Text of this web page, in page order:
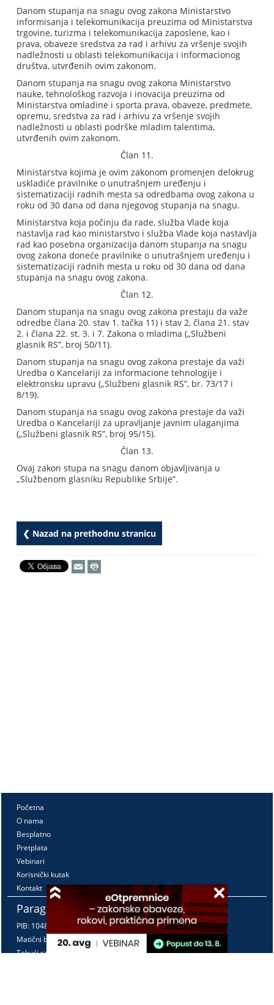
Danom stupanja na snagu ovog zakona Ministarstvo
informisanja i telekomunikacija preuzima od Ministarstva
trgovine, turizma i telekomunikacija zaposlene, kao i
prava, obaveze sredstva za rad i arhivu za vršenje svojih
nadležnosti u oblasti telekomunikacija i informacionog
društva, utvrđenih ovim zakonom.
Danom stupanja na snagu ovog zakona Ministarstvo
nauke, tehnološkog razvoja i inovacija preuzima od
Ministarstva omladine i sporta prava, obaveze, predmete,
opremu, sredstva za rad i arhivu za vršenje svojih
nadležnosti u oblasti podrške mladim talentima,
utvrđenih ovim zakonom.
Član 11.
Ministarstva kojima je ovim zakonom promenjen delokrug
uskladiće pravilnike o unutrašnjem uređenju i
sistematizaciji radnih mesta sa odredbama ovog zakona u
roku od 30 dana od dana njegovog stupanja na snagu.
Ministarstva koja počinju da rade, služba Vlade koja
nastavlja rad kao ministarstvo i služba Vlade koja nastavlja
rad kao posebna organizacija danom stupanja na snagu
ovog zakona doneće pravilnike o unutrašnjem uređenju i
sistematizaciji radnih mesta u roku od 30 dana od dana
stupanja na snagu ovog zakona.
Član 12.
Danom stupanja na snagu ovog zakona prestaju da važe
odredbe člana 20. stav 1. tačka 11) i stav 2, člana 21. stav
2. i člana 22. st. 3. i 7. Zakona o mladima („Službeni
glasnik RS”, broj 50/11).
Danom stupanja na snagu ovog zakona prestaje da važi
Uredba o Kancelariji za informacione tehnologije i
elektronsku upravu („Službeni glasnik RS”, br. 73/17 i
8/19).
Danom stupanja na snagu ovog zakona prestaje da važi
Uredba o Kancelariji za upravljanje javnim ulaganjima
(„Službeni glasnik RS”, broj 95/15).
Član 13.
Ovaj zakon stupa na snagu danom objavljivanja u
„Službenom glasniku Republike Srbije”.
❮ Nazad na prethodnu stranicu
Početna
O nama
Besplatno
Pretplata
Vebinari
Korisnički kutak
Kontakt
Paragraf Lex d.o.o.
PIB: 104830593
Matični broj: 20240156
Tekući račun: